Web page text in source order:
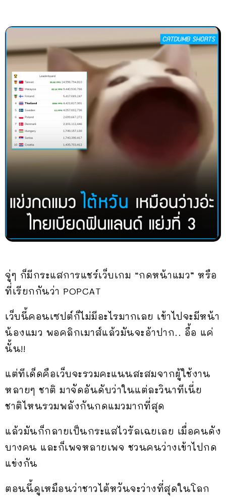
จู่ๆ ก็มีกระแสการแชร์เว็บเกม “กดหน้าแมว” หรือ
ที่เรียกกันว่า POPCAT
เว็บนี้คอนเซปต์ก็ไม่มีอะไรมากเลย เข้าไปจะมีหน้า
น้องแมว พอคลิกเมาส์แล้วมันจะอ้าปาก.. อื้อ แค่
นั้น!!
แต่ทีเด็ดคือเว็บจะรวมคะแนนสะสมจากผู้ใช้งาน
หลายๆ ชาติ มาจัดอันดับว่าในแต่ละวินาทีเนี่ย
ชาติไหนรวมพลังกันกดแมวมากที่สุด
แล้วมันก็กลายเป็นกระแสไวรัลเฉยเลย เมื่อคนดัง
บางคน และก็เพจหลายเพจ ชวนคนว่างเข้าไปกด
แข่งกัน
ตอนนี้ดูเหมือนว่าชาวไต้หวันจะว่างที่สุดในโลก